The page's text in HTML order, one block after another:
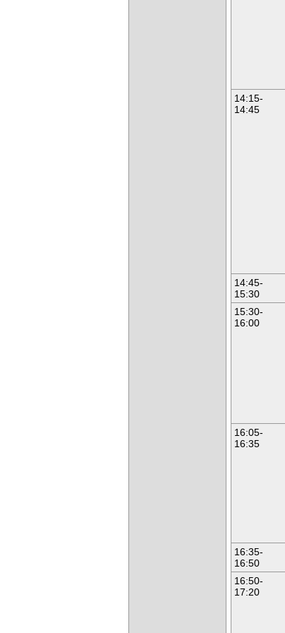
14:15-
14:45
14:45-
15:30
15:30-
16:00
16:05-
16:35
16:35-
16:50
16:50-
17:20